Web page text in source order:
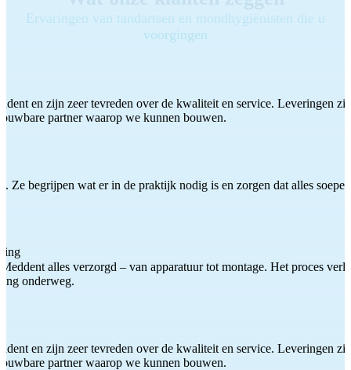
Ervaringen van tandartsen en mondhygiënisten die u
voorgingen
en zijn zeer tevreden over de kwaliteit en service. Leveringen
partner waarop we kunnen bouwen.
Ze begrijpen wat er in de praktijk nodig is en zorgen dat alles
alles verzorgd – van apparatuur tot montage. Het proces
onderweg.
en zijn zeer tevreden over de kwaliteit en service. Leveringen
partner waarop we kunnen bouwen.